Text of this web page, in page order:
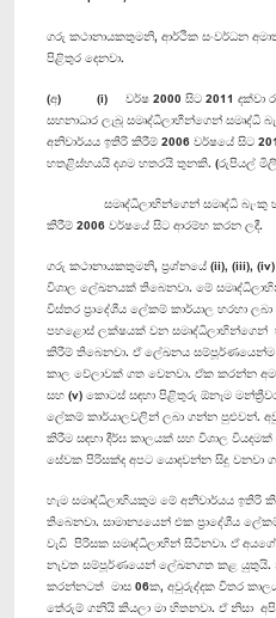
ගරු කථානායකතුමනි, ආර්ථික සංවර්ධන
පිළිතුර දෙනවා.
(අ) (i) වර්ෂ 2000 සිට 2011 දක්වා
සහනාධාර ලැබූ සමෘද්ධිලාභීන්ගෙන් සමෘද්ධි
අනිවාර්යය ඉතිරි කිරීම් 2006 වර්ෂයේ සිට
හතළිස්හයයි දශම හතරයි තුනකි. (රුපියල්
සමෘද්ධිලාභින්ගෙන් සමෘද්ධි බැංකු
කිරීම් 2006 වර්ෂයේ සිට ආරම්භ කරන ලදී.
ගරු කථානායකතුමනි, ප්‍රශ්නයේ (ii), (iii),
විශාල ලේඛනයක් තිබෙනවා. මේ
විස්තර ප්‍රාදේශීය ලේකම් කාර්යාල හරහා
පහළොස් ලක්ෂයක් වන සමෘද්ධිලාභින්ගෙන්
කිරීම් තිබෙනවා. ඒ ලේඛනය
කාල වේලාවක් ගත වෙනවා. ඒක කරන්න
සහ (v) කොටස් සඳහා පිළිතුරු ඕනෑම
ලේකම් කාර්යාලවලින් ලබා ගන්න පුළුවන්.
කිරීම සඳහා දීර්ඝ කාලයක් සහ විශාල වියදමක්
සේවක පිරිසක්ද අපට යොදවන්න සිදු වනවා
හැම සමෘද්ධිලාභියකුම මේ අනිවාර්යය
තිබෙනවා. සාමාන්‍යයෙන් එක ප්‍රාදේශීය
වැඩි පිරිසක සමෘද්ධිලාභින් සිටිනවා. ඒ
නැවත සම්පූර්ණයෙන් ලේඛනගත කළ යුතුයි.
කරන්නටත් මාස 06ක, අවුරුද්දක විතර
තේරුම් ගනියි කියලා මා හිතනවා. ඒ නිසා